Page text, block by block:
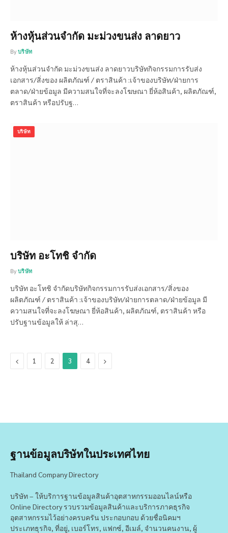
ห้างหุ้นส่วนจำกัด มะม่วงขนส่ง ลาดยาว
By บริษัท
ห้างหุ้นส่วนจำกัด มะม่วงขนส่ง ลาดยาวบริษัทกิจกรรมการรับส่ง
เอกสาร/สิ่งของ ผลิตภัณฑ์ / ตราสินค้า :เจ้าของบริษัท/ฝ่ายการ
ตลาด/ฝ่ายข้อมูล มีความสนใจที่จะลงโฆษณา ยี่ห้อสินค้า, ผลิตภัณฑ์,
ตราสินค้า หรือปรับฐ…
บริษัท
บริษัท อะโทชิ จำกัด
By บริษัท
บริษัท อะโทชิ จำกัดบริษัทกิจกรรมการรับส่งเอกสาร/สิ่งของ
ผลิตภัณฑ์ / ตราสินค้า :เจ้าของบริษัท/ฝ่ายการตลาด/ฝ่ายข้อมูล มี
ความสนใจที่จะลงโฆษณา ยี่ห้อสินค้า, ผลิตภัณฑ์, ตราสินค้า หรือ
ปรับฐานข้อมูลให้ ล่าสุ…
Previous
1 2 3 4 Next
ฐานข้อมูลบริษัทในประเทศไทย
Thailand Company Directory
บริษัท – ให้บริการฐานข้อมูลสินค้าอุตสาหกรรมออนไลน์หรือ
Online Directory รวบรวมข้อมูลสินค้าและบริการภาคธุรกิจ
อุตสาหกรรมไว้อย่างครบครัน ประกอบกอบ ด้วยชื่อนิคมฯ
ประเภทธุรกิจ, ที่อยู่, เบอร์โทร, แฟกซ์, อีเมล์, จำนวนคนงาน, ผู้